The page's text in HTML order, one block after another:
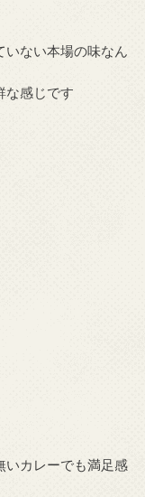
いない本場の味なん
な感じです
いカレーでも満足感